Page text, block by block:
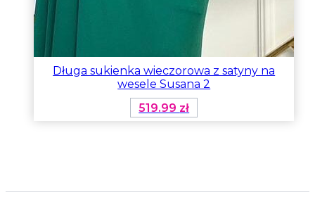
Długa sukienka wieczorowa z satyny na
wesele Susana 2
519.99 zł
Opcje